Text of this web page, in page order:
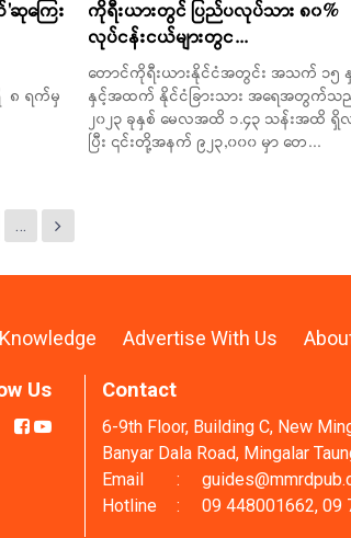
ကြေး
၈ ရက်မှ
ကိုရီးယားတွင် ပြည်ပလုပ်သား ၈၀%
လုပ်ငန်းငယ်များတွင...
တောင်ကိုရီးယားနိုင်ငံအတွင်း အသက် ၁၅
နှင့်အထက် နိုင်ငံခြားသား အရေအတွက်သ
၂၀၂၃ ခုနှစ် မေလအထိ ၁.၄၃ သန်းအထိ ရှိ
ပြီး ၎င်းတို့အနက် ၉၂၃,၀၀၀ မှာ တေ...
…
Knowledge Advertise With Us
Us Contact
6-9th Floor, Building C, New
Banyar Dala Road, Mingalar
Email
:
Hotline
: 09 448001662, 09